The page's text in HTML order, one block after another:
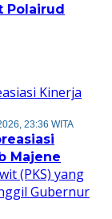
Polairud
23:36 WITA
Majene